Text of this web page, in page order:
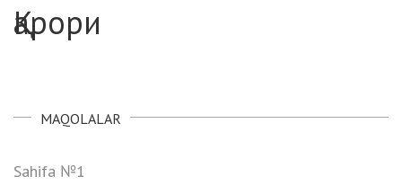
Қарори
MAQOLALAR
Sahifa №1